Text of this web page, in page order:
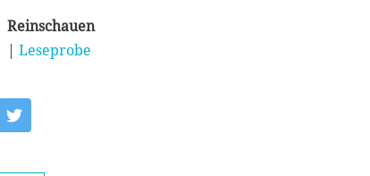
Reinschauen
| Leseprobe